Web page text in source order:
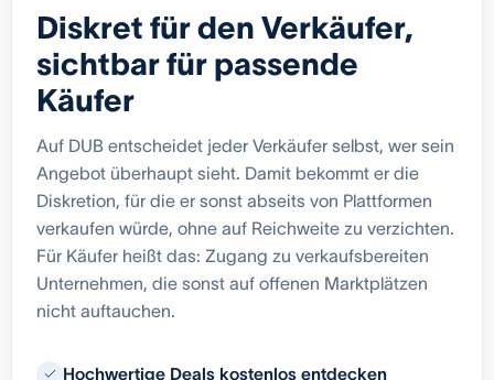
Diskret für den Verkäufer,
sichtbar für passende
Käufer
Auf DUB entscheidet jeder Verkäufer selbst, wer sein
Angebot überhaupt sieht. Damit bekommt er die
Diskretion, für die er sonst abseits von Plattformen
verkaufen würde, ohne auf Reichweite zu verzichten.
Für Käufer heißt das: Zugang zu verkaufsbereiten
Unternehmen, die sonst auf offenen Marktplätzen
nicht auftauchen.
Hochwertige Deals kostenlos entdecken